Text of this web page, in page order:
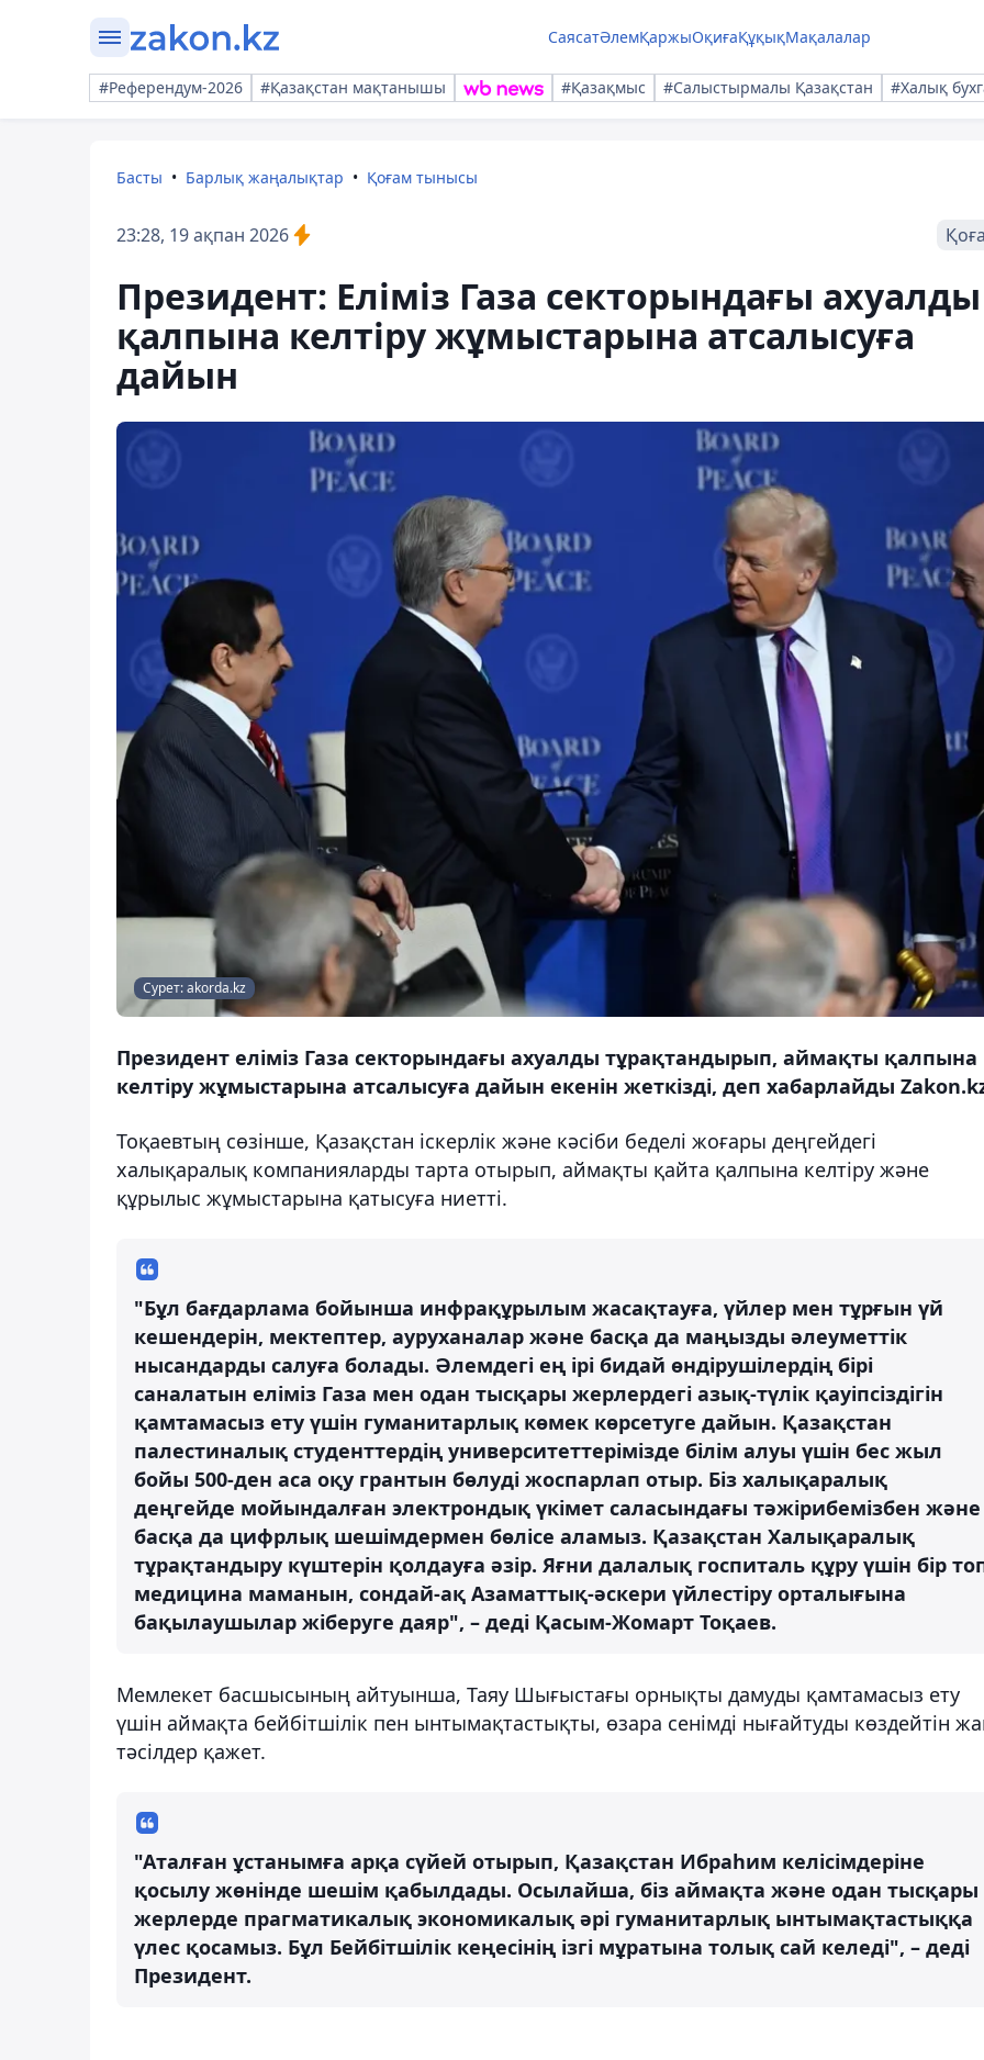
СаясатӘлемҚаржыОқиғаҚұқықМақалалар
#Референдум-2026 #Қазақстан мақтанышы #Қазақмыс #Салыстырмалы Қазақстан #Халық
Басты Барлық жаңалықтар Қоғам тынысы
23:28, 19 ақпан 2026
Президент: Еліміз Газа секторындағы ахуалды
қалпына келтіру жұмыстарына атсалысуға
дайын
Сурет: akorda.kz
Президент еліміз Газа секторындағы ахуалды тұрақтандырып, аймақты қалпына
келтіру жұмыстарына атсалысуға дайын екенін жеткізді, деп хабарлайды
Тоқаевтың сөзінше, Қазақстан іскерлік және кәсіби беделі жоғары деңгейдегі
халықаралық компанияларды тарта отырып, аймақты қайта қалпына келтіру және
құрылыс жұмыстарына қатысуға ниетті.
"Бұл бағдарлама бойынша инфрақұрылым жасақтауға, үйлер мен тұрғын үй
кешендерін, мектептер, ауруханалар және басқа да маңызды әлеуметтік
нысандарды салуға болады. Әлемдегі ең ірі бидай өндірушілердің бірі
саналатын еліміз Газа мен одан тысқары жерлердегі азық-түлік қауіпсіздігін
қамтамасыз ету үшін гуманитарлық көмек көрсетуге дайын. Қазақстан
палестиналық студенттердің университеттерімізде білім алуы үшін бес жыл
бойы 500-ден аса оқу грантын бөлуді жоспарлап отыр. Біз халықаралық
деңгейде мойындалған электрондық үкімет саласындағы тәжірибемізбен және
басқа да цифрлық шешімдермен бөлісе аламыз. Қазақстан Халықаралық
тұрақтандыру күштерін қолдауға әзір. Яғни далалық госпиталь құру үшін бір
медицина маманын, сондай-ақ Азаматтық-әскери үйлестіру орталығына
бақылаушылар жіберуге даяр", – деді Қасым-Жомарт Тоқаев.
Мемлекет басшысының айтуынша, Таяу Шығыстағы орнықты дамуды қамтамасыз ету
үшін аймақта бейбітшілік пен ынтымақтастықты, өзара сенімді нығайтуды көздейтін
тәсілдер қажет.
"Аталған ұстанымға арқа сүйей отырып, Қазақстан Ибраһим келісімдеріне
қосылу жөнінде шешім қабылдады. Осылайша, біз аймақта және одан тысқары
жерлерде прагматикалық экономикалық әрі гуманитарлық ынтымақтастыққа
үлес қосамыз. Бұл Бейбітшілік кеңесінің ізгі мұратына толық сай келеді", – деді
Президент.